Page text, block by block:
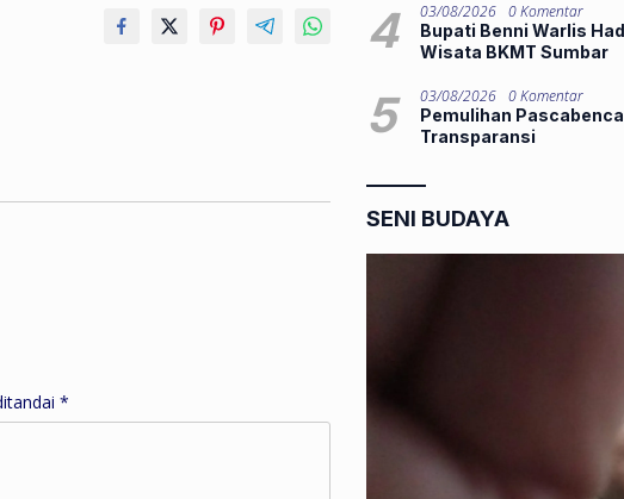
*
4 03/08/2026
0 Komentar
Bupati Benni Warlis
Wisata BKMT Sumbar
5 03/08/2026
0 Komentar
Pemulihan
Transparansi
SENI BUDAYA